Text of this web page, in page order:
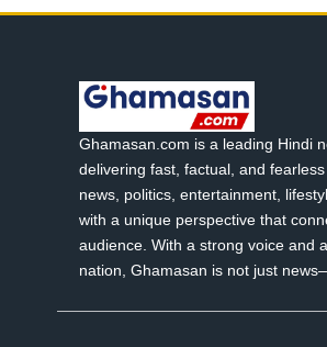
Ghamasan.com is a leading Hindi
delivering fast, factual, and
news, politics, entertainment,
with a unique perspective that
audience. With a strong voice and
nation, Ghamasan is not just